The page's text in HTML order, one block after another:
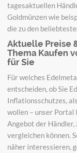
tagesaktuellen
Goldmünzen wie
die zu den
Aktuelle Preise
Thema Kaufen
für Sie
Für welches
entscheiden, ob Sie
Inflationsschutzes,
wollen – unser Portal
Angebot der Händler,
vergleichen können.
näher interessieren,